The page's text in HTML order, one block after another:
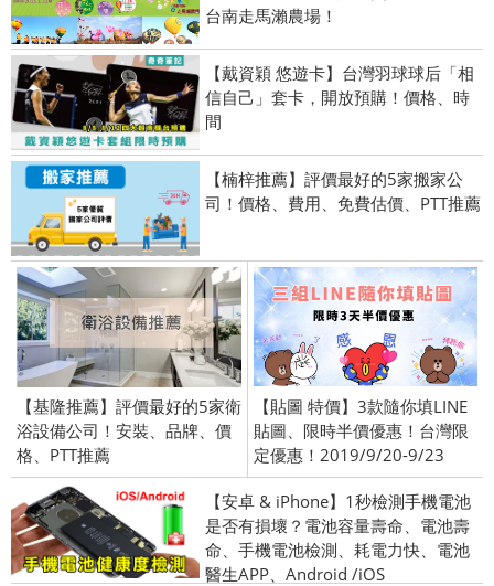
台南走馬瀨農場！
【戴資穎 悠遊卡】台灣羽球球后「相
信自己」套卡，開放預購！價格、時
間
【楠梓推薦】評價最好的5家搬家公
司！價格、費用、免費估價、PTT推薦
【基隆推薦】評價最好的5家衛
浴設備公司！安裝、品牌、價
格、PTT推薦
【貼圖 特價】3款隨你填LINE
貼圖、限時半價優惠！台灣限
定優惠！2019/9/20-9/23
【安卓 & iPhone】1秒檢測手機電池
是否有損壞？電池容量壽命、電池壽
命、手機電池檢測、耗電力快、電池
醫生APP、Android /iOS